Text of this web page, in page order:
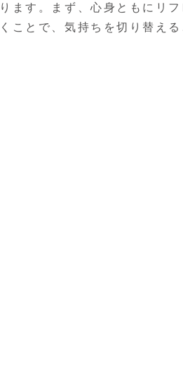
ます。まず、心身ともにリ
ことで、気持ちを切り替える